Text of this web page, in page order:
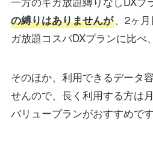
の縛りはありませんが、2ヶ
ガ放題コスパDXプランに比べ、
そのほか、利用できるデータ
せんので、長く利用する方は
バリュープランがおすすめです